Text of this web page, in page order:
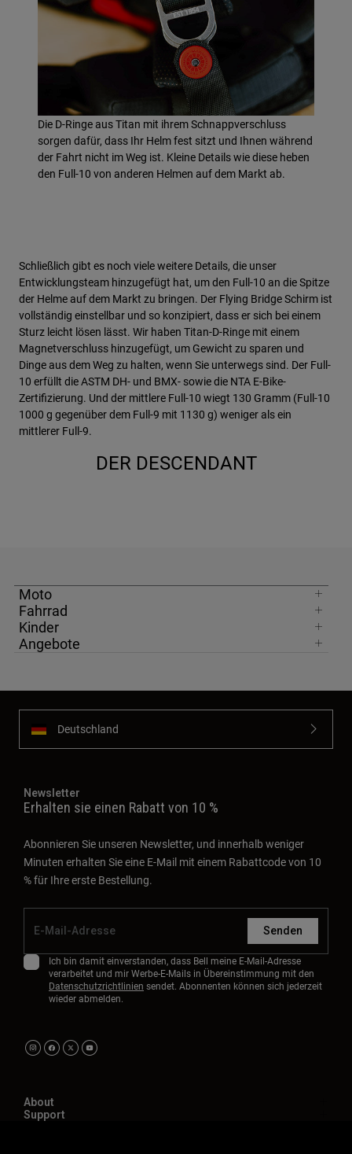
Die D-Ringe aus Titan mit ihrem Schnappverschluss
sorgen dafür, dass Ihr Helm fest sitzt und Ihnen während
der Fahrt nicht im Weg ist. Kleine Details wie diese heben
den Full-10 von anderen Helmen auf dem Markt ab.
Schließlich gibt es noch viele weitere Details, die unser
Entwicklungsteam hinzugefügt hat, um den Full-10 an die Spitze
der Helme auf dem Markt zu bringen. Der Flying Bridge Schirm ist
vollständig einstellbar und so konzipiert, dass er sich bei einem
Sturz leicht lösen lässt. Wir haben Titan-D-Ringe mit einem
Magnetverschluss hinzugefügt, um Gewicht zu sparen und
Dinge aus dem Weg zu halten, wenn Sie unterwegs sind. Der Full-
10 erfüllt die ASTM DH- und BMX- sowie die NTA E-Bike-
Zertifizierung. Und der mittlere Full-10 wiegt 130 Gramm (Full-10
1000 g gegenüber dem Full-9 mit 1130 g) weniger als ein
mittlerer Full-9.
DER DESCENDANT
Moto
Fahrrad
Kinder
Angebote
Deutschland
Newsletter
Erhalten sie einen Rabatt von 10 %
Abonnieren Sie unseren Newsletter, und innerhalb weniger
Minuten erhalten Sie eine E-Mail mit einem Rabattcode von 10
% für Ihre erste Bestellung.
Senden
Ich bin damit einverstanden, dass Bell meine E-Mail-Adresse
verarbeitet und mir Werbe-E-Mails in Übereinstimmung mit den
Datenschutzrichtlinien sendet. Abonnenten können sich jederzeit
wieder abmelden.
About
Support